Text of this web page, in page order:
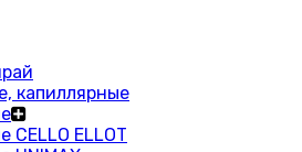
капиллярные
CELLO ELLOT